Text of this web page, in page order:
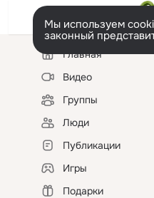
Мы используем
законный
Левая
колонкаГлавная
Видео
Группы
Люди
Публикации
Игры
Подарки